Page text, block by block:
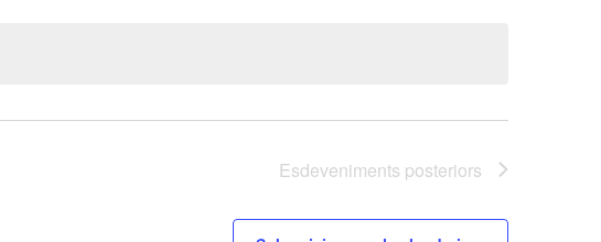
Esdeveniments posteriors